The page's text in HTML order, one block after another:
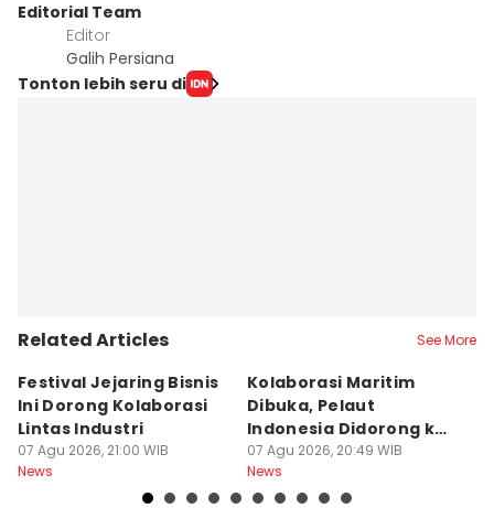
Editorial Team
Editor
Galih Persiana
Tonton lebih seru di
Related Articles See More
Festival Jejaring Bisnis
Ini Dorong Kolaborasi
Lintas Industri
07 Agu 2026, 21:00 WIB
News
Kolaborasi Maritim
Dibuka, Pelaut
Indonesia Didorong ke
Pasar Global
07 Agu 2026, 20:49 WIB
News